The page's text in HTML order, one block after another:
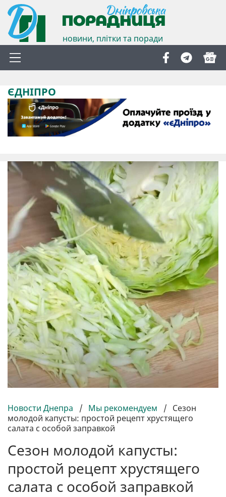
новини, плітки та поради
ЄДНІПРО
Новости Днепра / Мы рекомендуем / Сезон
молодой капусты: простой рецепт хрустящего
салата с особой заправкой
Сезон молодой капусты:
простой рецепт хрустящего
салата с особой заправкой